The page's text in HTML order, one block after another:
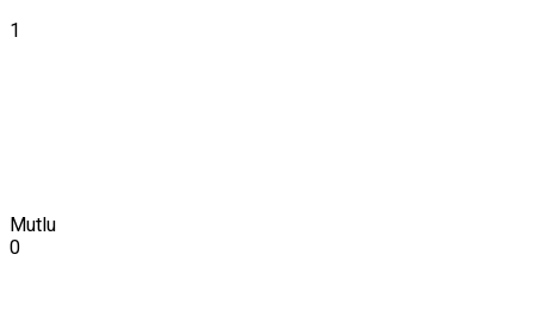
1
Mutlu
0